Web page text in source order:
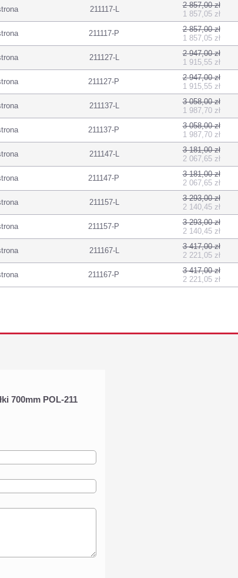
211117-L
2 857,00 zł
1 857,05 zł
211117-P
2 857,00 zł
1 857,05 zł
211127-L
2 947,00 zł
1 915,55 zł
211127-P
2 947,00 zł
1 915,55 zł
211137-L
3 058,00 zł
1 987,70 zł
211137-P
3 058,00 zł
1 987,70 zł
211147-L
3 181,00 zł
2 067,65 zł
211147-P
3 181,00 zł
2 067,65 zł
211157-L
3 293,00 zł
2 140,45 zł
211157-P
3 293,00 zł
2 140,45 zł
211167-L
3 417,00 zł
2 221,05 zł
211167-P
3 417,00 zł
2 221,05 zł
700mm POL-211